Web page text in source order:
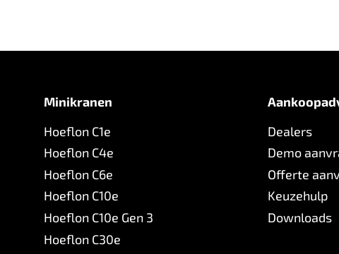
Minikranen
Hoeflon C1e
Hoeflon C4e
Hoeflon C6e
Hoeflon C10e
Hoeflon C10e Gen 3
Hoeflon C30e
Dealers
Demo
Offerte
Keuzehulp
Downloads